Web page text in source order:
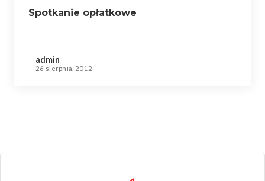
Spotkanie opłatkowe
admin
26 sierpnia, 2012